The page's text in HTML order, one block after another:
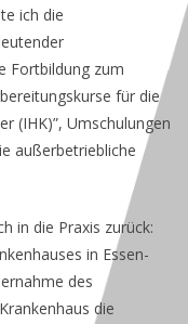
ich die
Fortbildung zum
für die
(IHK)”, Umschulungen
außerbetriebliche
in die Praxis zurück:
in Essen-
des
die